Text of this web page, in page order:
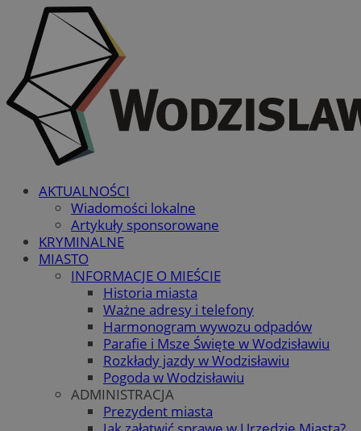
AKTUALNOŚCI
Wiadomości lokalne
Artykuły sponsorowane
KRYMINALNE
MIASTO
INFORMACJE O MIEŚCIE
Historia miasta
Ważne adresy i telefony
Harmonogram wywozu odpadów
Parafie i Msze Święte w Wodzisławiu
Rozkłady jazdy w Wodzisławiu
Pogoda w Wodzisławiu
ADMINISTRACJA
Prezydent miasta